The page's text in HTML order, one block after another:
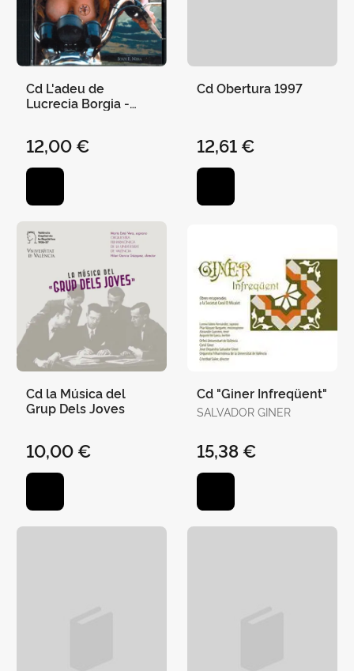
Cd L'adeu de
Lucrecia Borgia -
12,00 €
Cd Obertura 1997
12,61 €
Cd la Música del
Grup Dels Joves
10,00 €
Cd "Giner Infreqüent"
SALVADOR GINER
15,38 €